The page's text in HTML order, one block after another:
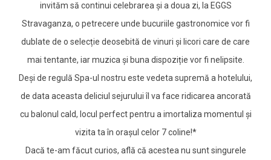
invităm să continui celebrarea și a doua zi, la EGGS
Stravaganza, o petrecere unde bucuriile gastronomice vor fi
dublate de o selecție deosebită de vinuri și licori care de care
mai tentante, iar muzica și buna dispoziție vor fi nelipsite.
Deși de regulă Spa-ul nostru este vedeta supremă a hotelului,
de data aceasta deliciul sejurului îl va face ridicarea ancorată
cu balonul cald, locul perfect pentru a imortaliza momentul și
vizita ta în orașul celor 7 coline!*
Dacă te-am făcut curios, află că acestea nu sunt singurele